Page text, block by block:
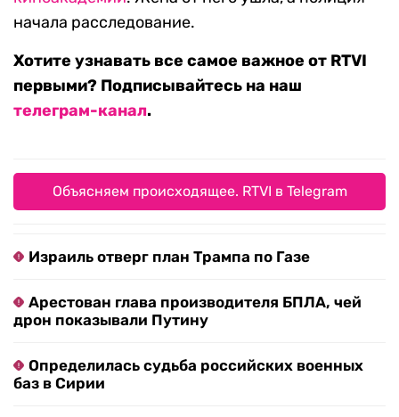
начала расследование.
Хотите узнавать все самое важное от RTVI
первыми? Подписывайтесь на наш
телеграм-канал.
Объясняем происходящее. RTVI в Telegram
Израиль отверг план Трампа по Газе
Арестован глава производителя БПЛА, чей
дрон показывали Путину
Определилась судьба российских военных
баз в Сирии